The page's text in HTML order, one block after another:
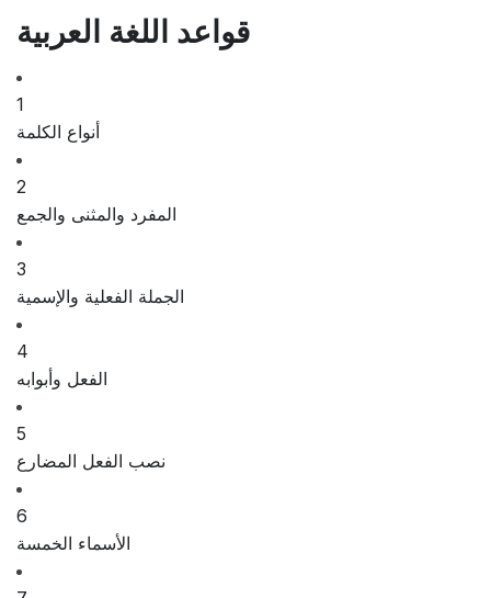
قواعد اللغة العربية
1
أنواع الكلمة
2
المفرد والمثنى والجمع
3
الجملة الفعلية والإسمية
4
الفعل وأبوابه
5
نصب الفعل المضارع
6
الأسماء الخمسة